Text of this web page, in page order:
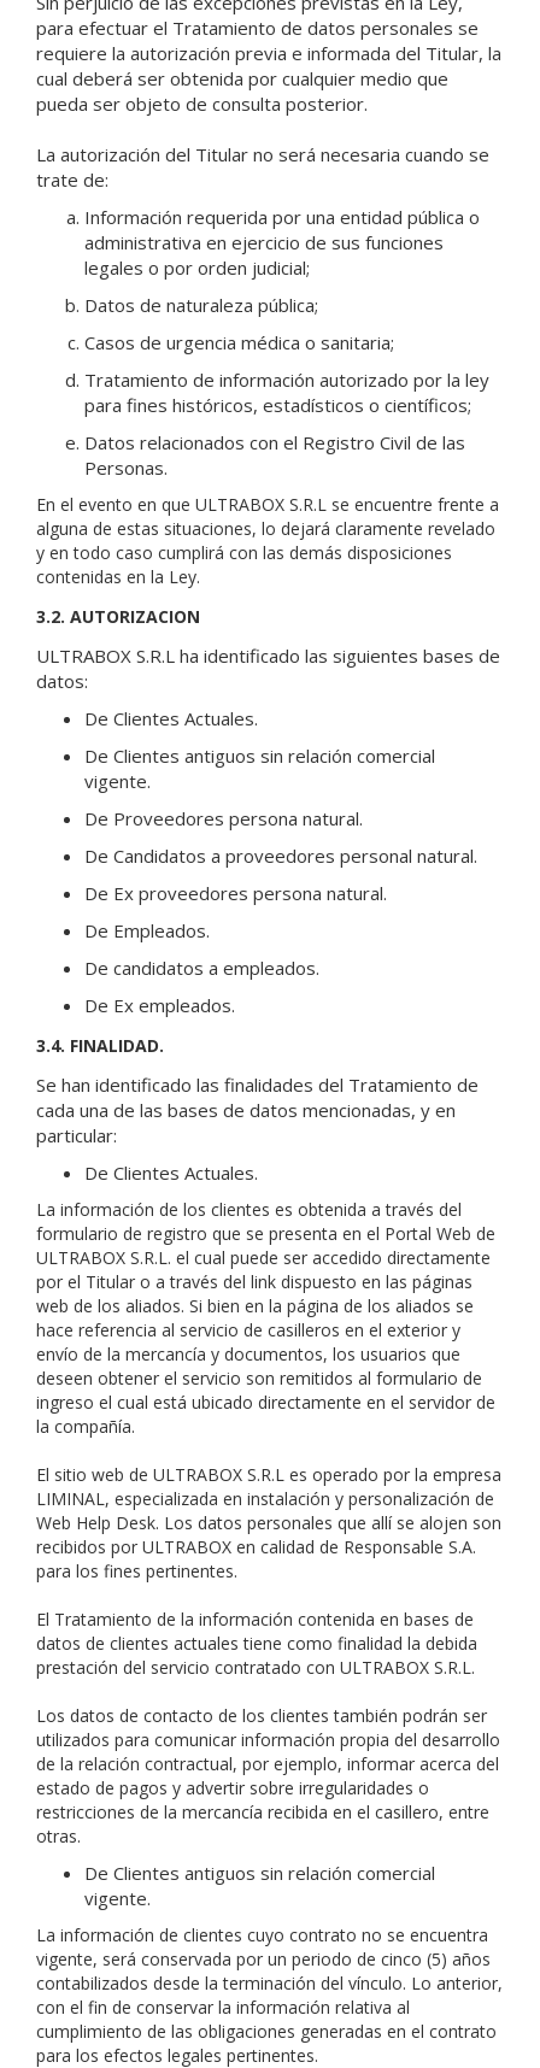
para efectuar el Tratamiento de datos personales se
requiere la autorización previa e informada del Titular, la
cual deberá ser obtenida por cualquier medio que
pueda ser objeto de consulta posterior.
La autorización del Titular no será necesaria cuando se
trate de:
Información requerida por una entidad pública o
administrativa en ejercicio de sus funciones
legales o por orden judicial;
Datos de naturaleza pública;
Casos de urgencia médica o sanitaria;
Tratamiento de información autorizado por la ley
para fines históricos, estadísticos o científicos;
Datos relacionados con el Registro Civil de las
Personas.
En el evento en que ULTRABOX S.R.L se encuentre frente a
alguna de estas situaciones, lo dejará claramente revelado
y en todo caso cumplirá con las demás disposiciones
contenidas en la Ley.
3.2. AUTORIZACION
ULTRABOX S.R.L ha identificado las siguientes bases de
datos:
De Clientes Actuales.
De Clientes antiguos sin relación comercial
vigente.
De Proveedores persona natural.
De Candidatos a proveedores personal natural.
De Ex proveedores persona natural.
De Empleados.
De candidatos a empleados.
De Ex empleados.
3.4. FINALIDAD.
Se han identificado las finalidades del Tratamiento de
cada una de las bases de datos mencionadas, y en
particular:
De Clientes Actuales.
La información de los clientes es obtenida a través del
formulario de registro que se presenta en el Portal Web de
ULTRABOX S.R.L. el cual puede ser accedido directamente
por el Titular o a través del link dispuesto en las páginas
web de los aliados. Si bien en la página de los aliados se
hace referencia al servicio de casilleros en el exterior y
envío de la mercancía y documentos, los usuarios que
deseen obtener el servicio son remitidos al formulario de
ingreso el cual está ubicado directamente en el servidor de
la compañía.
El sitio web de ULTRABOX S.R.L es operado por la empresa
LIMINAL, especializada en instalación y personalización de
Web Help Desk. Los datos personales que allí se alojen son
recibidos por ULTRABOX en calidad de Responsable S.A.
para los fines pertinentes.
El Tratamiento de la información contenida en bases de
datos de clientes actuales tiene como finalidad la debida
prestación del servicio contratado con ULTRABOX S.R.L.
Los datos de contacto de los clientes también podrán ser
utilizados para comunicar información propia del desarrollo
de la relación contractual, por ejemplo, informar acerca del
estado de pagos y advertir sobre irregularidades o
restricciones de la mercancía recibida en el casillero, entre
otras.
De Clientes antiguos sin relación comercial
vigente.
La información de clientes cuyo contrato no se encuentra
vigente, será conservada por un periodo de cinco (5) años
contabilizados desde la terminación del vínculo. Lo anterior,
con el fin de conservar la información relativa al
cumplimiento de las obligaciones generadas en el contrato
para los efectos legales pertinentes.